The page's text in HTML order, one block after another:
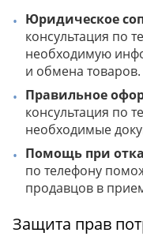
Юридическое
консультация по
необходимую
и обмена товаров.
Правильное
консультация по
необходимые
Помощь при
по телефону
продавцов в
Защита прав